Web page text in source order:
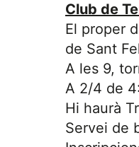
Club de
El proper
de Sant
A les 9,
A 2/4 de
Hi haurà
Servei de